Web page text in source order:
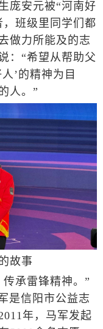
庞安元被“河南好
班级里同学们都
做力所能及的志
：“希望从帮助父
’的精神为目
人。”
故事
承雷锋精神。”
是信阳市公益志
年，马军发起